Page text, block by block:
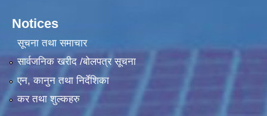
Notices
सूचना तथा समाचार
सार्वजनिक खरीद /बोलपत्र सूचना
एन, कानुन तथा निर्देशिका
कर तथा शुल्कहरु